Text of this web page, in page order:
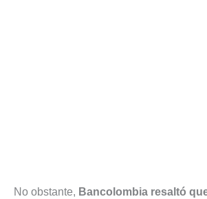
No obstante, Bancolombia resaltó